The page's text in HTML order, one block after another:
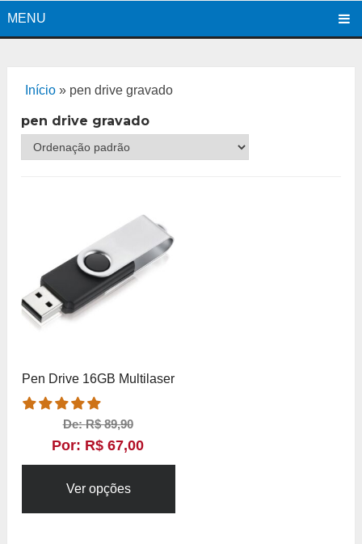
MENU
Início » pen drive gravado
pen drive gravado
Pen Drive 16GB Multilaser
De:R$89,90
Por: R$ 67,00
Ver opções